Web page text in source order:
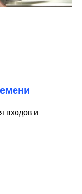
входов и